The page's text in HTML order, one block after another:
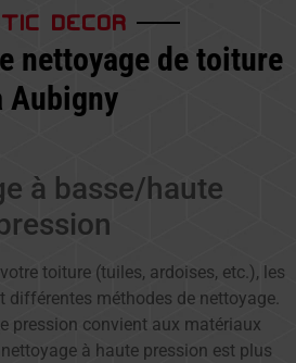
DECOR
nettoyage de toiture
Aubigny
à basse/haute
toiture (tuiles, ardoises, etc.), les
différentes méthodes de nettoyage.
pression convient aux matériaux
à haute pression est plus